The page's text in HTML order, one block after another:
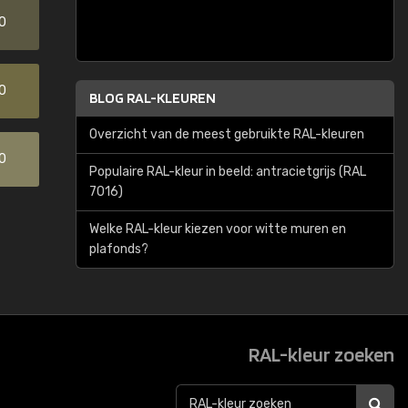
BLOG RAL-KLEUREN
Overzicht van de meest gebruikte RAL-kleuren
Populaire RAL-kleur in beeld: antracietgrijs (RAL
7016)
Welke RAL-kleur kiezen voor witte muren en
plafonds?
RAL-kleur zoeken